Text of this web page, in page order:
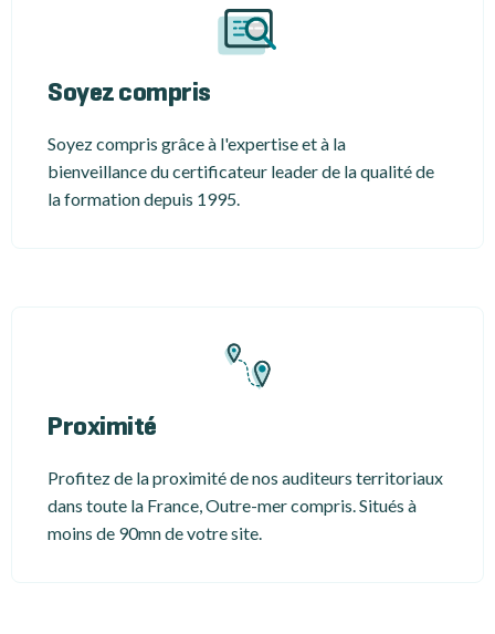
Soyez compris
Soyez compris grâce à l'expertise et à la
bienveillance du certificateur leader de la qualité de
la formation depuis 1995.
Proximité
Profitez de la proximité de nos auditeurs territoriaux
dans toute la France, Outre-mer compris. Situés à
moins de 90mn de votre site.